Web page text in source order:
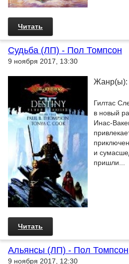
Читать
Судьба (ЛП) - Пол Томпсон
9 ноября 2017, 13:30
Жанр(ы):
Гилтас
в новый
Инас-
и
пришли...
Читать
Альянсы (ЛП) - Пол Томпсон
9 ноября 2017, 12:30